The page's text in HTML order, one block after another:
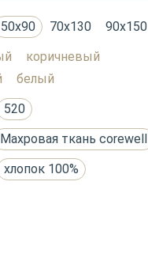
50х90 70х130
90х150
коричневый
белый
520
Махровая ткань corewell
хлопок 100%